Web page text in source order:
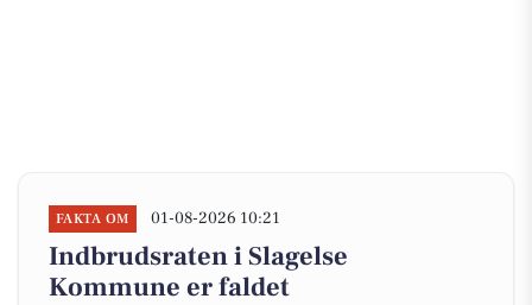
FAKTA OM 01-08-2026 10:21
Indbrudsraten i Slagelse
Kommune er faldet